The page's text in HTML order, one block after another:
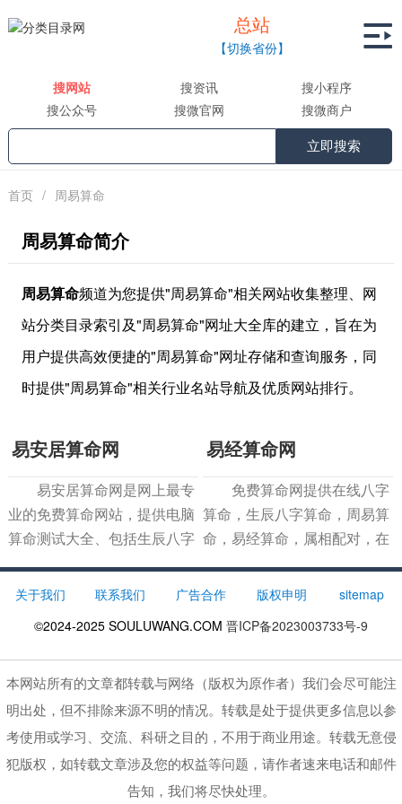

总站
【切换省份】
搜网站 搜资讯
搜小程序
搜公众号
搜微官网 搜微商户
立即搜索
首页 / 周易算命
周易算命简介
周易算命频道为您提供"周易算命"相关网站收集整理、网
站分类目录索引及"周易算命"网址大全库的建立，旨在为
用户提供高效便捷的"周易算命"网址存储和查询服务，同
时提供"周易算命"相关行业名站导航及优质网站排行。
易安居算命网
易安居算命网是网上最专
业的免费算命网站，提供电脑
算命测试大全、包括生辰八字
算命、免费起名、六爻占卜、
生肖算命、星座查询、万年
线免费测算系统，以及最全
易经算命网
免费算命网提供在线八字
算命，生辰八字算命，周易算
命，易经算命，属相配对，在
线抽签算命，名字测试，姓名
测试打分，八字合婚配对，算
面相图解，在线取名，免费起
名，姓名算命等程序使
关于我们 联系我们 广告合作 版权申明
sitemap
©2024-2025 SOULUWANG.COM 晋ICP备2023003733号-9
本网站所有的文章都转载与网络（版权为原作者）我们会尽可能注
明出处，但不排除来源不明的情况。转载是处于提供更多信息以参
考使用或学习、交流、科研之目的，不用于商业用途。转载无意侵
犯版权，如转载文章涉及您的权益等问题，请作者速来电话和邮件
告知，我们将尽快处理。